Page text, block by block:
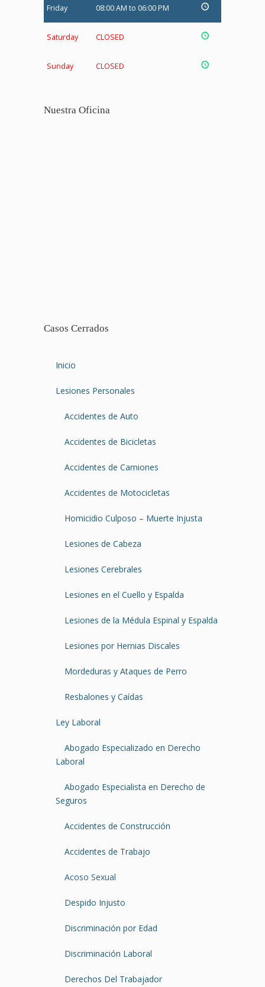
Friday 08:00 AM to 06:00 PM
Saturday CLOSED
Sunday CLOSED
Nuestra Oficina
Casos Cerrados
Inicio
Lesiones Personales
Accidentes de Auto
Accidentes de Bicicletas
Accidentes de Camiones
Accidentes de Motocicletas
Homicidio Culposo – Muerte Injusta
Lesiones de Cabeza
Lesiones Cerebrales
Lesiones en el Cuello y Espalda
Lesiones de la Médula Espinal y Espalda
Lesiones por Hernias Discales
Mordeduras y Ataques de Perro
Resbalones y Caídas
Ley Laboral
Abogado Especializado en Derecho
Laboral
Abogado Especialista en Derecho de
Seguros
Accidentes de Construcción
Accidentes de Trabajo
Acoso Sexual
Despido Injusto
Discriminación por Edad
Discriminación Laboral
Derechos Del Trabajador